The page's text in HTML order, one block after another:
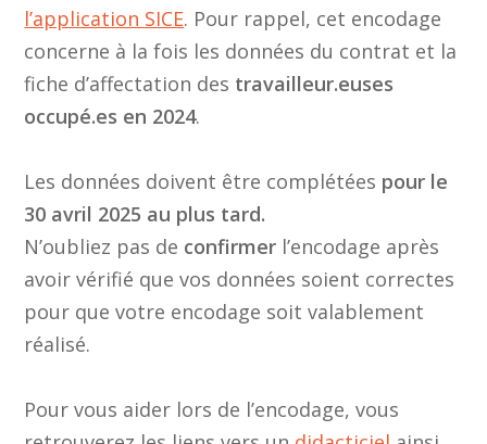
l’application SICE. Pour rappel, cet encodage
concerne à la fois les données du contrat et la
fiche d’affectation des travailleur.euses
occupé.es en 2024.
Les données doivent être complétées pour le
30 avril 2025 au plus tard.
N’oubliez pas de confirmer l’encodage après
avoir vérifié que vos données soient correctes
pour que votre encodage soit valablement
réalisé.
Pour vous aider lors de l’encodage, vous